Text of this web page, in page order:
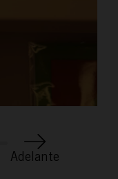
Adelante